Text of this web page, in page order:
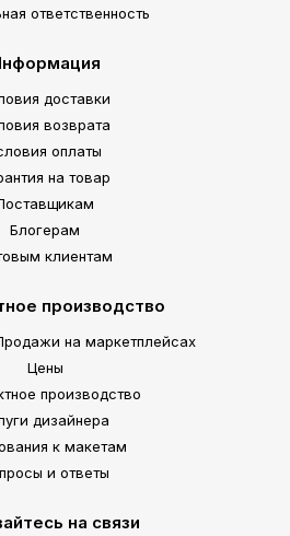
ответственность
доставки
возврата
оплаты
на товар
Блогерам
клиентам
производство
на маркетплейсах
Цены
производство
дизайнера
к макетам
и ответы
на связи